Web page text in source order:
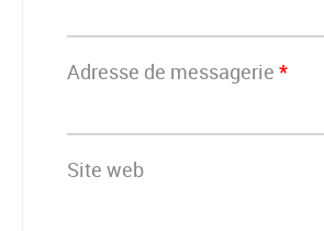
Adresse de messagerie *
Site web